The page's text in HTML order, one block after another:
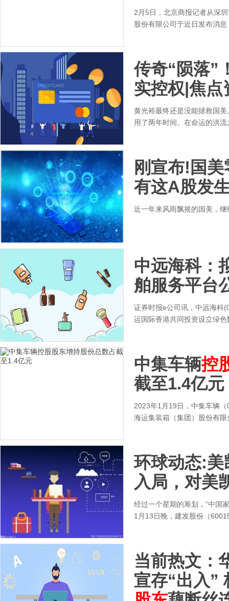
2月5日，北京商报记者从深
股份有限公司于近日发布消
传奇“陨落”
实控权|焦点
黄光裕最终还是没能拯救国
用了两年时间。在命运的洪
刚宣布!国
有这A股发
近一年来风雨飘摇的国美，
中远海科：
舶服务平台
证券时报e公司讯，中远海科
运国际香港共同投资设立绿
中集车辆控
截至1.4亿元
2023年1月19日，中集车辆
海运集装箱（集团）股份有
环球动态:美
入局，对美
经过一个星期的筹划，“中国
1月13日晚，建发股份（
当前热文：
宣存“出入”